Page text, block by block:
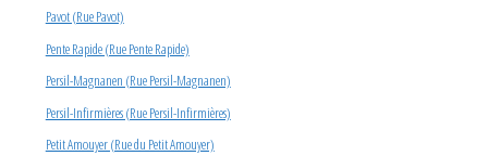
Pavot (Rue Pavot)
Pente Rapide (Rue Pente Rapide)
Persil-Magnanen (Rue Persil-Magnanen)
Persil-Infirmières (Rue Persil-Infirmières)
Petit Amouyer (Rue du Petit Amouyer)